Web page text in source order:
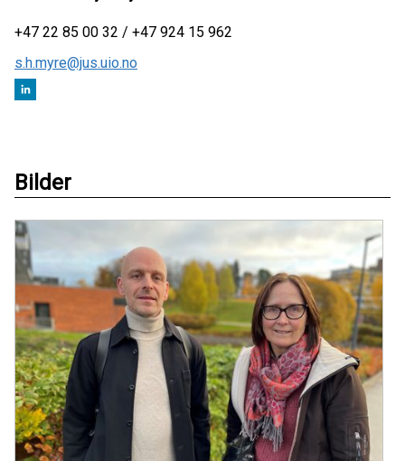
+47 22 85 00 32 / +47 924 15 962
s.h.myre@jus.uio.no
Bilder